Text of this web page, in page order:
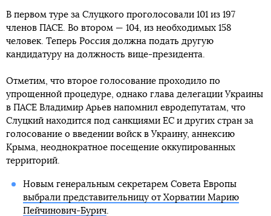
В первом туре за Слуцкого проголосовали 101 из 197
членов ПАСЕ. Во втором — 104, из необходимых 158
человек. Теперь Россия должна подать другую
кандидатуру на должность вице-президента.
Отметим, что второе голосование проходило по
упрощенной процедуре, однако глава делегации Украины
в ПАСЕ Владимир Арьев напомнил евродепутатам, что
Слуцкий находится под санкциями ЕС и других стран за
голосование о введении войск в Украину, аннексию
Крыма, неоднократное посещение оккупированных
территорий.
Новым генеральным секретарем Совета Европы
выбрали представительницу от Хорватии Марию
Пейчинович-Бурич.